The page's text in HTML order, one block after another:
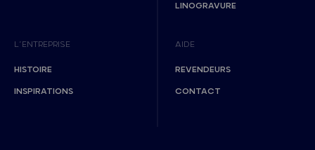
LINOGRAVURE
L’ENTREPRISE
HISTOIRE
INSPIRATIONS
AIDE
REVENDEURS
CONTACT